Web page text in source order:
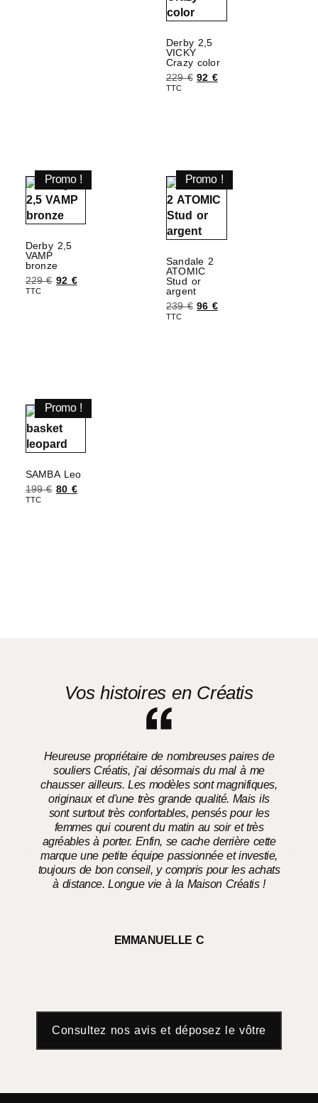
Derby 2,5
VICKY
Crazy color
229€ 92 €
TTC
Promo !
Derby 2,5
VAMP
bronze
229€ 92 €
TTC
Promo !
Sandale 2
ATOMIC
Stud or
argent
239€ 96 €
TTC
Promo !
SAMBA Leo
199€ 80 €
TTC
Vos histoires en Créatis
Heureuse propriétaire de nombreuses paires de
souliers Créatis, j'ai désormais du mal à me
chausser ailleurs. Les modèles sont magnifiques,
originaux et d'une très grande qualité. Mais ils
sont surtout très confortables, pensés pour les
femmes qui courent du matin au soir et très
agréables à porter. Enfin, se cache derrière cette
marque une petite équipe passionnée et investie,
toujours de bon conseil, y compris pour les achats
à distance. Longue vie à la Maison Créatis !
EMMANUELLE C
Consultez nos avis et déposez le vôtre